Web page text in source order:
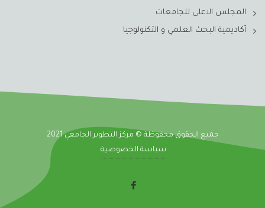
المجلس الاعلي للجامعات
أكاديمية البحث العلمي و التكنولوجيا
جميع الحقوق محفوظة © مركز التطوير الجامعي 2021
سياسة الخصوصية